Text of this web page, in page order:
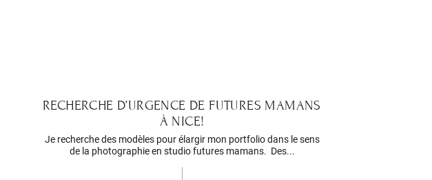
RECHERCHE D’URGENCE DE FUTURES MAMANS
À NICE!
Je recherche des modèles pour élargir mon portfolio dans le sens
de la photographie en studio futures mamans. Des...